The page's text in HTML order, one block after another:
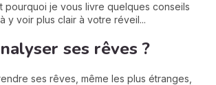
pourquoi je vous livre quelques conseils
y voir plus clair à votre réveil...
ses rêves ?
ses rêves, même les plus étranges,